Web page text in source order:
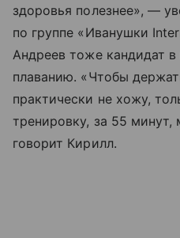
здоровья полезнее», —
по группе «Иванушки
Андреев тоже кандидат
плаванию. «Чтобы
практически не хожу,
тренировку, за 55
говорит Кирилл.